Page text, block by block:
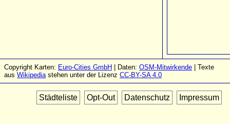
Copyright Karten: Euro-Cities GmbH | Daten: OSM-Mitwirkende | Texte
aus Wikipediastehen unter der Lizenz CC-BY-SA 4.0
Städteliste Opt-Out Datenschutz Impressum